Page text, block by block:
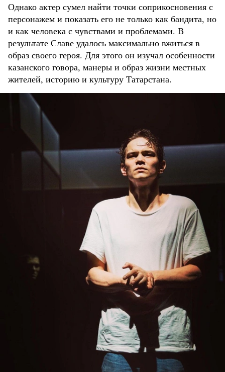
Однако актер сумел найти точки соприкосновения с
персонажем и показать его не только как бандита, но
и как человека с чувствами и проблемами. В
результате Славе удалось максимально вжиться в
образ своего героя. Для этого он изучал особенности
казанского говора, манеры и образ жизни местных
жителей, историю и культуру Татарстана.